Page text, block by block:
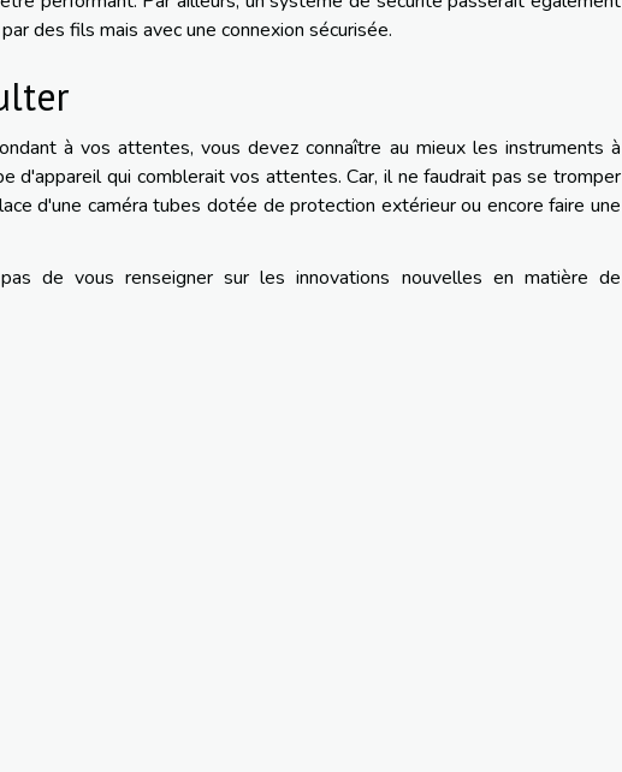
des fils mais avec une connexion sécurisée.
à vos attentes, vous devez connaître au mieux les instruments à
d'appareil qui comblerait vos attentes. Car, il ne faudrait pas se tromper
d'une caméra tubes dotée de protection extérieur ou encore faire une
de vous renseigner sur les innovations nouvelles en matière de